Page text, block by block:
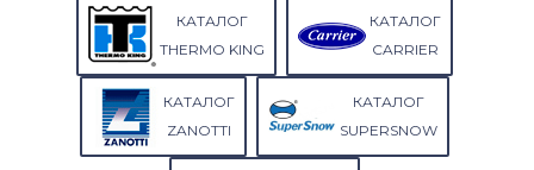
КАТАЛОГ
THERMO KING
КАТАЛОГ
CARRIER
КАТАЛОГ
ZANOTTI
КАТАЛОГ
SUPERSNOW